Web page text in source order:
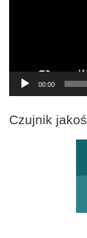
00:00
Czujnik